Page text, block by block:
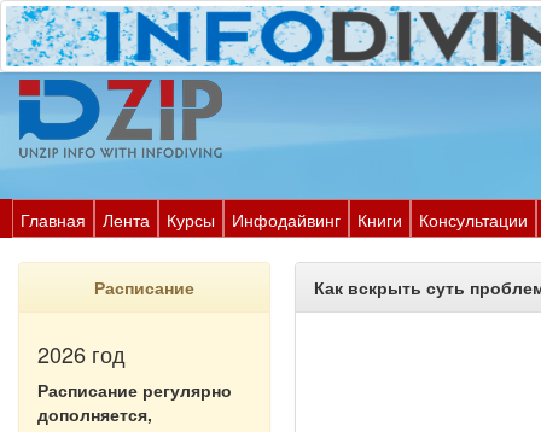
Главная Лента Курсы Инфодайвинг Книги Консультации
Расписание
2026 год
Расписание регулярно
дополняется,
Как вскрыть суть